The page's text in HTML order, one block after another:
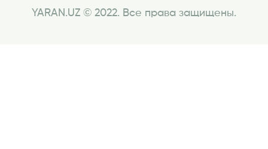
YARAN.UZ © 2022. Все права защищены.